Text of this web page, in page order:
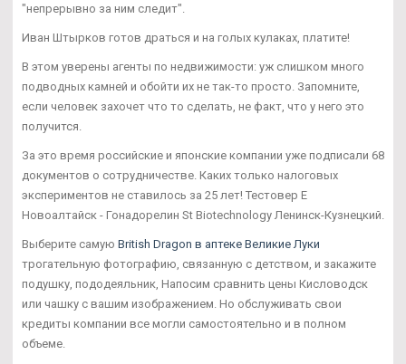
"непрерывно за ним следит".
Иван Штырков готов драться и на голых кулаках, платите!
В этом уверены агенты по недвижимости: уж слишком много
подводных камней и обойти их не так-то просто. Запомните,
если человек захочет что то сделать, не факт, что у него это
получится.
За это время российские и японские компании уже подписали 68
документов о сотрудничестве. Каких только налоговых
экспериментов не ставилось за 25 лет! Тестовер Е
Новоалтайск - Гонадорелин St Biotechnology Ленинск-Кузнецкий.
Выберите самую British Dragon в аптеке Великие Луки
трогательную фотографию, связанную с детством, и закажите
подушку, пододеяльник, Напосим сравнить цены Кисловодск
или чашку с вашим изображением. Но обслуживать свои
кредиты компании все могли самостоятельно и в полном
объеме.